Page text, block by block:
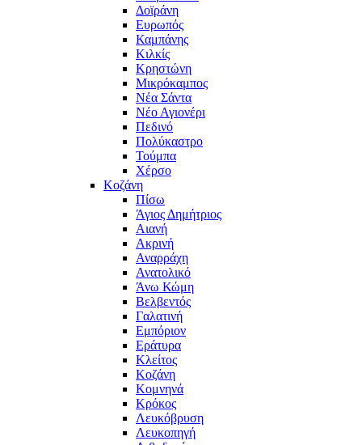
Δοϊράνη
Ευρωπός
Καμπάνης
Κιλκίς
Κρηστώνη
Μικρόκαμπος
Νέα Σάντα
Νέο Αγιονέρι
Πεδινό
Πολύκαστρο
Τούμπα
Χέρσο
Κοζάνη
Πίσω
Άγιος Δημήτριος
Αιανή
Ακρινή
Αναρράχη
Ανατολικό
Άνω Κώμη
Βελβεντός
Γαλατινή
Εμπόριον
Εράτυρα
Κλείτος
Κοζάνη
Κομνηνά
Κρόκος
Λευκόβρυση
Λευκοπηγή